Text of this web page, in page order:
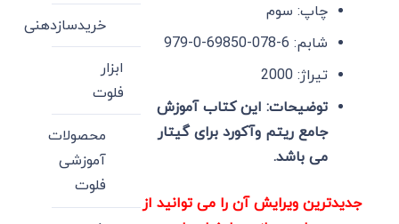
چاپ: سوم
شابم: 6-078-69850-0-979
تیراژ: 2000
توضیحات: این کتاب آموزش
جامع ریتم وآکورد برای گیتار
می باشد.
جدیدترین ویرایش آن را می توانید از
خریدسازدهنی
ابزار
فلوت
محصولات
آموزشی
فلوت